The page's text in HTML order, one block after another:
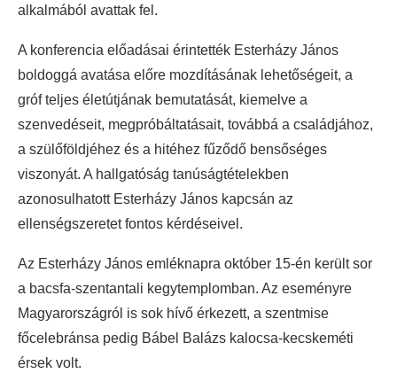
alkalmából avattak fel.
A konferencia előadásai érintették Esterházy János
boldoggá avatása előre mozdításának lehetőségeit, a
gróf teljes életútjának bemutatását, kiemelve a
szenvedéseit, megpróbáltatásait, továbbá a családjához,
a szülőföldjéhez és a hitéhez fűződő bensőséges
viszonyát. A hallgatóság tanúságtételekben
azonosulhatott Esterházy János kapcsán az
ellenségszeretet fontos kérdéseivel.
Az Esterházy János emléknapra október 15-én került sor
a bacsfa-szentantali kegytemplomban. Az eseményre
Magyarországról is sok hívő érkezett, a szentmise
főcelebránsa pedig Bábel Balázs kalocsa-kecskeméti
érsek volt.